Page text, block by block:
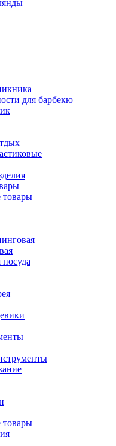
для барбекю